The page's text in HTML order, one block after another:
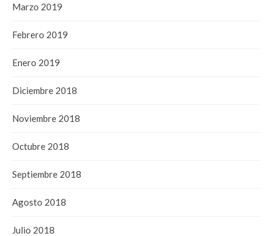
Marzo 2019
Febrero 2019
Enero 2019
Diciembre 2018
Noviembre 2018
Octubre 2018
Septiembre 2018
Agosto 2018
Julio 2018